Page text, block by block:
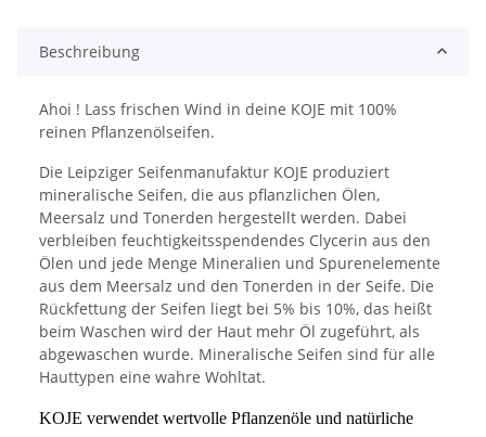
Beschreibung
Ahoi ! Lass frischen Wind in deine KOJE mit 100%
reinen Pflanzenölseifen.
Die Leipziger Seifenmanufaktur KOJE produziert
mineralische Seifen, die aus pflanzlichen Ölen,
Meersalz und Tonerden hergestellt werden. Dabei
verbleiben feuchtigkeitsspendendes Clycerin aus den
Ölen und jede Menge Mineralien und Spurenelemente
aus dem Meersalz und den Tonerden in der Seife. Die
Rückfettung der Seifen liegt bei 5% bis 10%, das heißt
beim Waschen wird der Haut mehr Öl zugeführt, als
abgewaschen wurde. Mineralische Seifen sind für alle
Hauttypen eine wahre Wohltat.
KOJE verwendet wertvolle Pflanzenöle und natürliche